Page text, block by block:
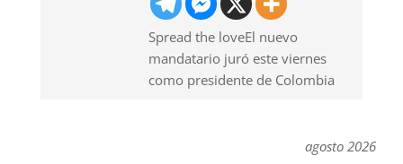
Spread the loveEl nuevo
mandatario juró este viernes
como presidente de Colombia
agosto 2026